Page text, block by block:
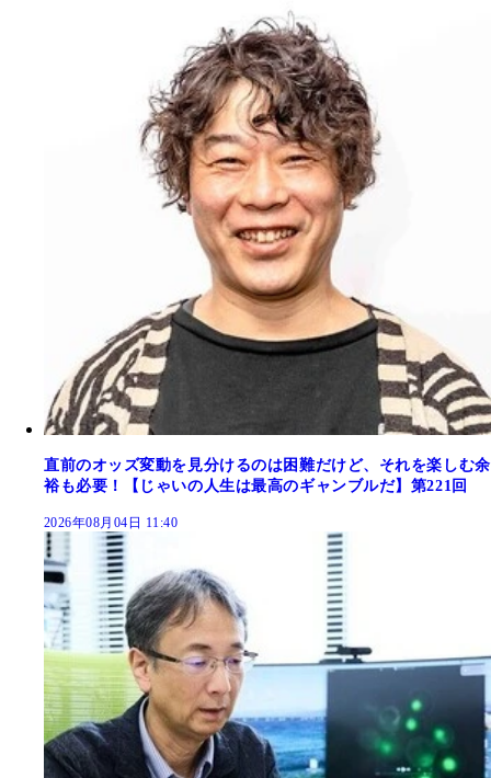
直前のオッズ変動を見分けるのは困難だけど、それを楽しむ余
裕も必要！【じゃいの人生は最高のギャンブルだ】第221回
2026年08月04日 11:40